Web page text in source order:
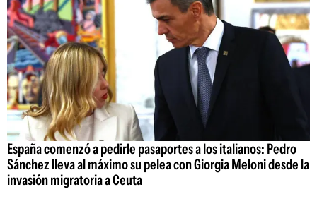
España comenzó a pedirle pasaportes a los italianos: Pedro
Sánchez lleva al máximo su pelea con Giorgia Meloni desde la
invasión migratoria a Ceuta